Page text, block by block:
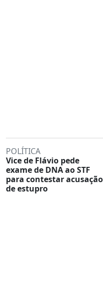
POLÍTICA
Vice de Flávio pede
exame de DNA ao STF
para contestar acusação
de estupro